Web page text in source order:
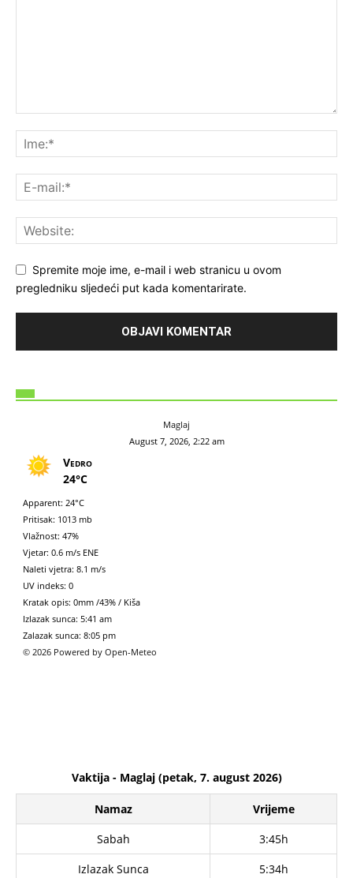
Spremite moje ime, e-mail i web stranicu u ovom
pregledniku sljedeći put kada komentarirate.
Maglaj
August 7, 2026, 2:22 am
Vedro
24°C
Apparent: 24°C
Pritisak: 1013 mb
Vlažnost: 47%
Vjetar: 0.6 m/s ENE
Naleti vjetra: 8.1 m/s
UV indeks: 0
Kratak opis: 0mm /43% / Kiša
Izlazak sunca: 5:41 am
Zalazak sunca: 8:05 pm
© 2026 Powered by Open-Meteo
Vaktija - Maglaj (petak, 7. august 2026)
Namaz
Vrijeme
Sabah
3:45h
Izlazak Sunca
5:34h